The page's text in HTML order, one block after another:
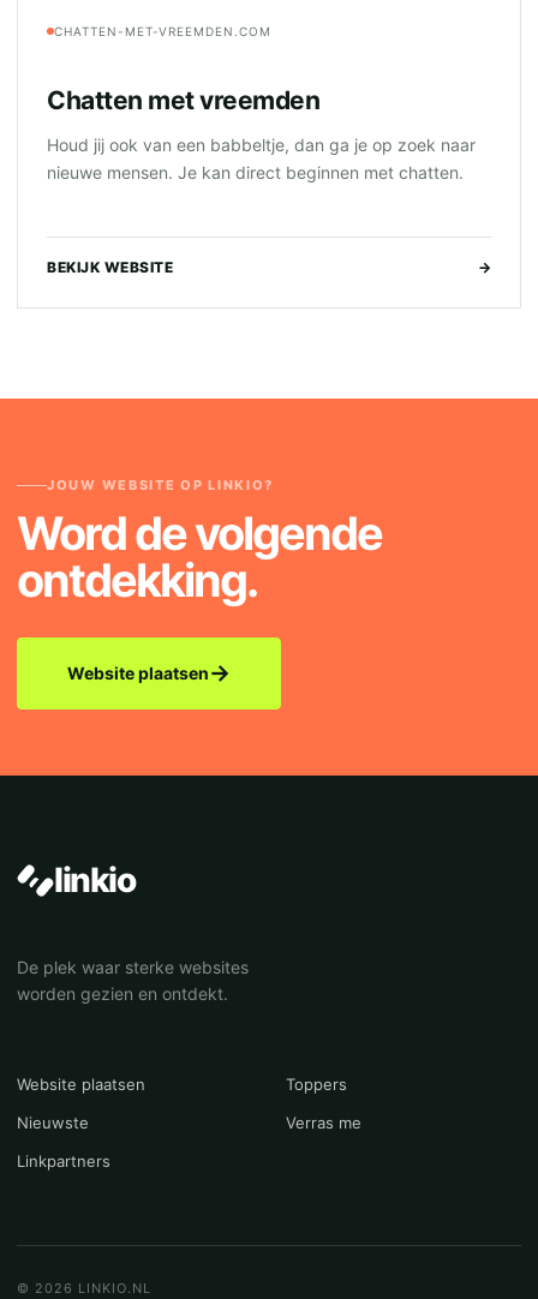
CHATTEN-MET-VREEMDEN.COM
Chatten met vreemden
Houd jij ook van een babbeltje, dan ga je op zoek naar
nieuwe mensen. Je kan direct beginnen met chatten.
BEKIJK WEBSITE →
JOUW WEBSITE OP LINKIO?
Word de volgende
ontdekking.
Website plaatsen→
linkio
De plek waar sterke websites
worden gezien en ontdekt.
Website plaatsen
Toppers
Nieuwste
Verras me
Linkpartners
© 2026 LINKIO.NL